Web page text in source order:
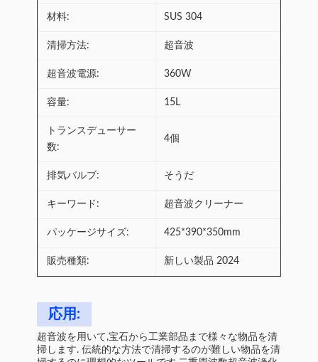
材料: SUS 304
清掃方法: 超音波
超音波電源: 360W
容量: 15L
トランスデューサー
数:
4個
排気バルブ: そうだ
キーワード: 超音波クリーナー
パッケージサイズ: 425*390*350mm
販売種類: 新しい製品 2024
応用:
超音波を用いて,宝石から工業部品まで様々な物品を清
掃します. 伝統的な方法で清掃するのが難しい物品を清